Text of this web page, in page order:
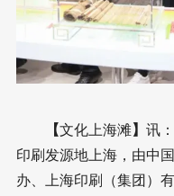
【文化上海滩 】 讯
印刷发源地上海，由中
办、上海印刷（集团）